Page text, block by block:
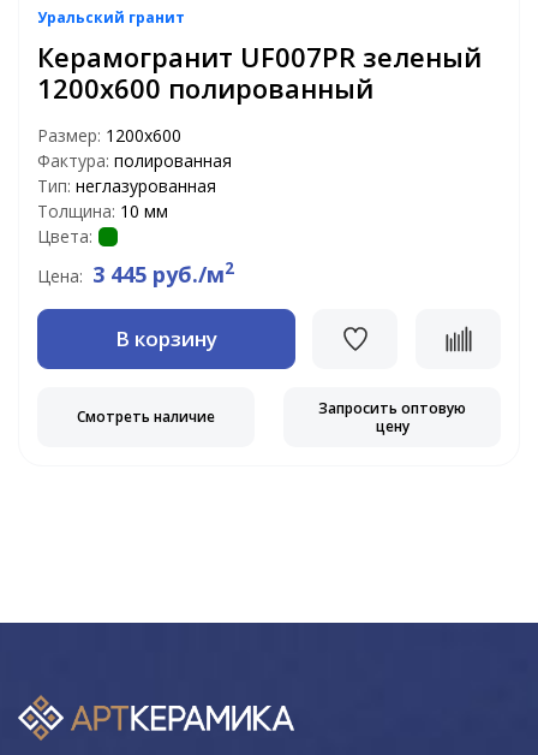
Уральский гранит
Керамогранит UF007PR зеленый
1200х600 полированный
Размер: 1200х600
Фактура: полированная
Тип: неглазурованная
Толщина: 10 мм
Цвета:
Цена: 3 445 руб./м2
В корзину
Смотреть наличие
Запросить оптовую
цену